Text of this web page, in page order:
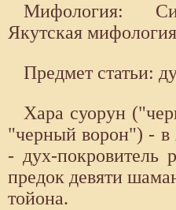
Мифология:
Якутская мифология
Предмет статьи:
Хара суорун
"черный ворон") - в
- дух-покровитель
предок девяти
тойона.